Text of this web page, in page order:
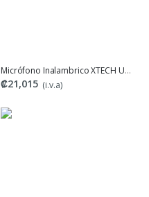
Micrófono Inalambrico XTECH UNIXON, XTS690
₡21,015 (i.v.a)